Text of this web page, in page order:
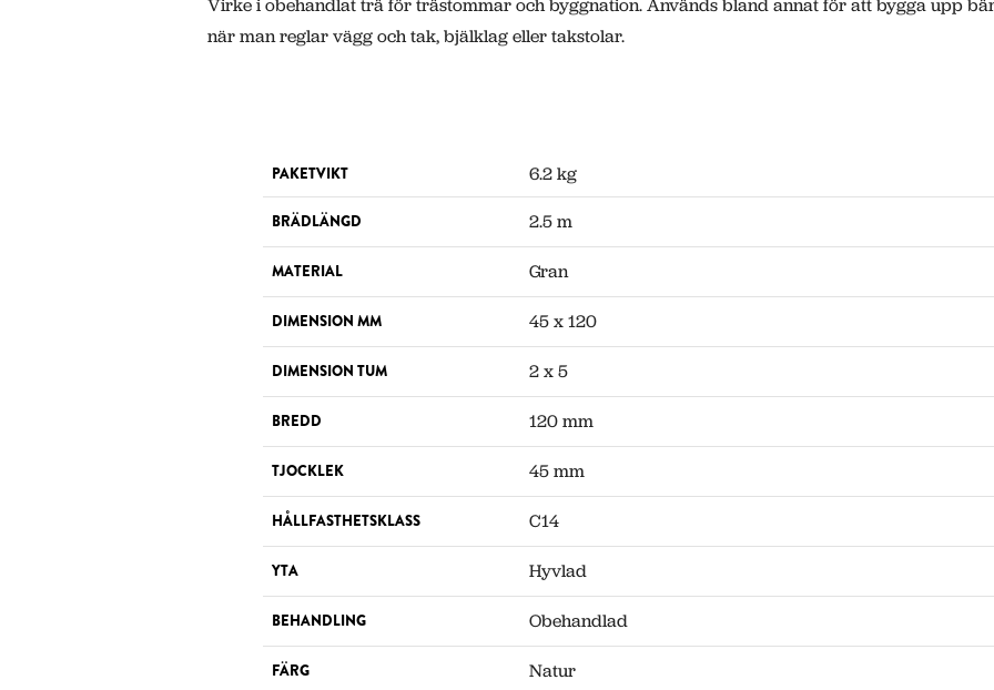
Virke i obehandlat trä för trästommar och byggnation. Används bland annat för att bygga upp
när man reglar vägg och tak, bjälklag eller takstolar.
PAKETVIKT 6.2 kg
BRÄDLÄNGD 2.5 m
MATERIAL Gran
DIMENSION MM 45 x 120
DIMENSION TUM 2 x 5
BREDD 120 mm
TJOCKLEK 45 mm
HÅLLFASTHETSKLASS C14
YTA Hyvlad
BEHANDLING Obehandlad
FÄRG Natur